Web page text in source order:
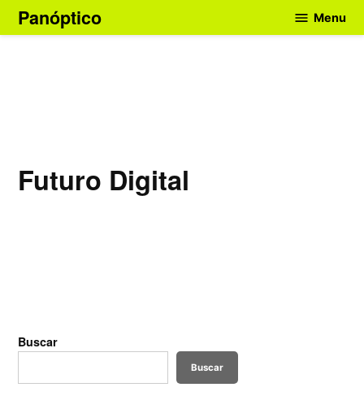
Skip
to
Panóptico Menu
Futuro Digital
Buscar
Buscar